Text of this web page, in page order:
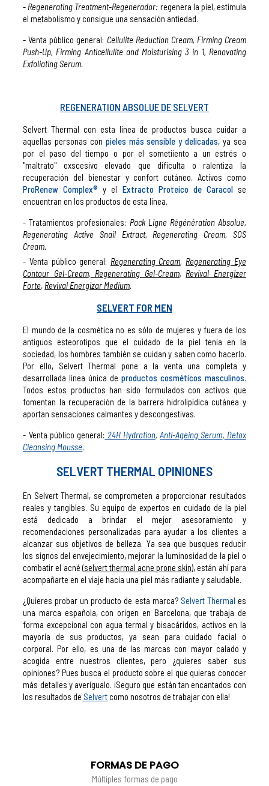
Regenerating Treatment-Regenerador: regenera la piel, estimula
el metabolismo y consigue una sensación antiedad.
Venta público general: Cellulite Reduction Cream, Firming Cream
Push-Up, Firming Anticellulite and Moisturising 3 in 1, Renovating
Exfoliating Serum.
REGENERATION ABSOLUE DE SELVERT
Selvert Thermal con esta línea de productos busca cuidar a
aquellas personas con pieles más sensible y delicadas, ya sea
por el paso del tiempo o por el sometiiento a un estrés o
"maltrato" exscesivo elevado que dificulta o ralentiza la
recuperación del bienestar y confort cutáneo. Activos como
ProRenew Complex® y el Extracto Proteico de Caracolse
encuentran en los productos de esta línea.
Tratamientos profesionales: Pack Ligne Régénération Absolue,
Regenerating Active Snail Extract, Regenerating Cream, SOS
Cream.
Venta público general: Regenerating Cream, Regenerating Eye
Contour Gel-Cream, Regenerating Gel-Cream, Revival Energizer
Forte, Revival Energizar Medium.
SELVERT FOR MEN
El mundo de la cosmética no es sólo de mujeres y fuera de los
antiguos esteorotipos que el cuidado de la piel tenía en la
sociedad, los hombres también se cuidan y saben como hacerlo.
Por ello, Selvert Thermal pone a la venta una completa y
desarrollada línea única de productos cosméticos masculinos.
Todos estos productos han sido formulados con activos que
fomentan la recuperación de la barrera hidrolipídica cutánea y
aportan sensaciones calmantes y descongestivas.
Venta público general: 24H Hydration,Anti-Ageing Serum, Detox
Cleansing Mousse.
SELVERT THERMAL OPINIONES
En Selvert Thermal, se comprometen a proporcionar resultados
reales y tangibles. Su equipo de expertos en cuidado de la piel
está dedicado a brindar el mejor asesoramiento y
recomendaciones personalizadas para ayudar a los clientes a
alcanzar sus objetivos de belleza. Ya sea que busques reducir
los signos del envejecimiento, mejorar la luminosidad de la piel o
combatir el acné (selvert thermal acne prone skin), están ahí para
acompañarte en el viaje hacia una piel más radiante y saludable.
¿Quieres probar un producto de esta marca? Selvert Thermal es
una marca española, con origen en Barcelona, que trabaja de
forma excepcional con agua termal y bisacáridos, activos en la
mayoría de sus productos, ya sean para cuidado facial o
corporal. Por ello, es una de las marcas con mayor calado y
acogida entre nuestros clientes, pero ¿quieres saber sus
opiniones? Pues busca el producto sobre el que quieras conocer
más detalles y averígualo. ¡Seguro que están tan encantados con
los resultados de Selvert como nosotros de trabajar con ella!
FORMAS DE PAGO
Múltiples formas de pago